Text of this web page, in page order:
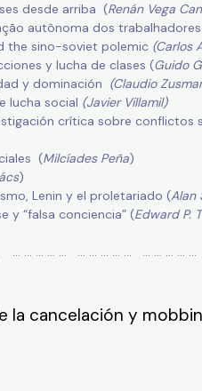
desde arriba (Renán Vega
autônoma dos
the sino-soviet polemic (Carlos
y lucha de clases (Guido
y dominación (Claudio
lucha social (Javier Villamil)
crítica sobre conflictos
(Milcíades Peña)
)
Lenin y el proletariado (Alan
y “falsa conciencia” (Edward P.
… … … … … … … … … … … … … …
la cancelación y